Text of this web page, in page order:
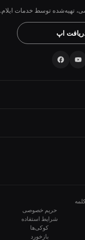
تهیه‌شده توسط خدمات ایلام.
اپ
حریم خصوصی
شرایط استفاده
کوکی‌ها
بازخورد
10